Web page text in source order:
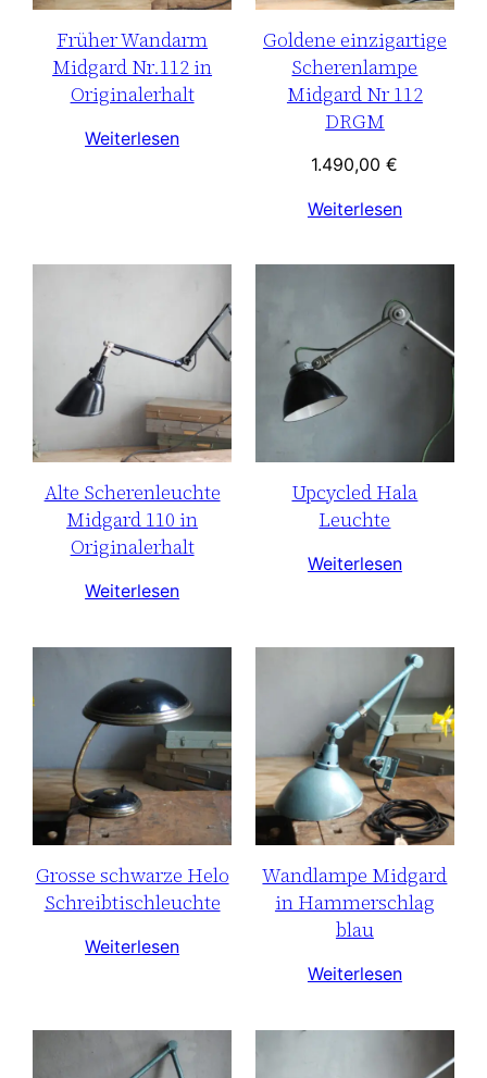
Früher Wandarm
Midgard Nr.112 in
Originalerhalt
Weiterlesen
Goldene einzigartige
Scherenlampe
Midgard Nr 112
DRGM
1.490,00€
Weiterlesen
Alte Scherenleuchte
Midgard 110 in
Originalerhalt
Weiterlesen
Upcycled Hala
Leuchte
Weiterlesen
Grosse schwarze Helo
Schreibtischleuchte
Weiterlesen
Wandlampe Midgard
in Hammerschlag
blau
Weiterlesen